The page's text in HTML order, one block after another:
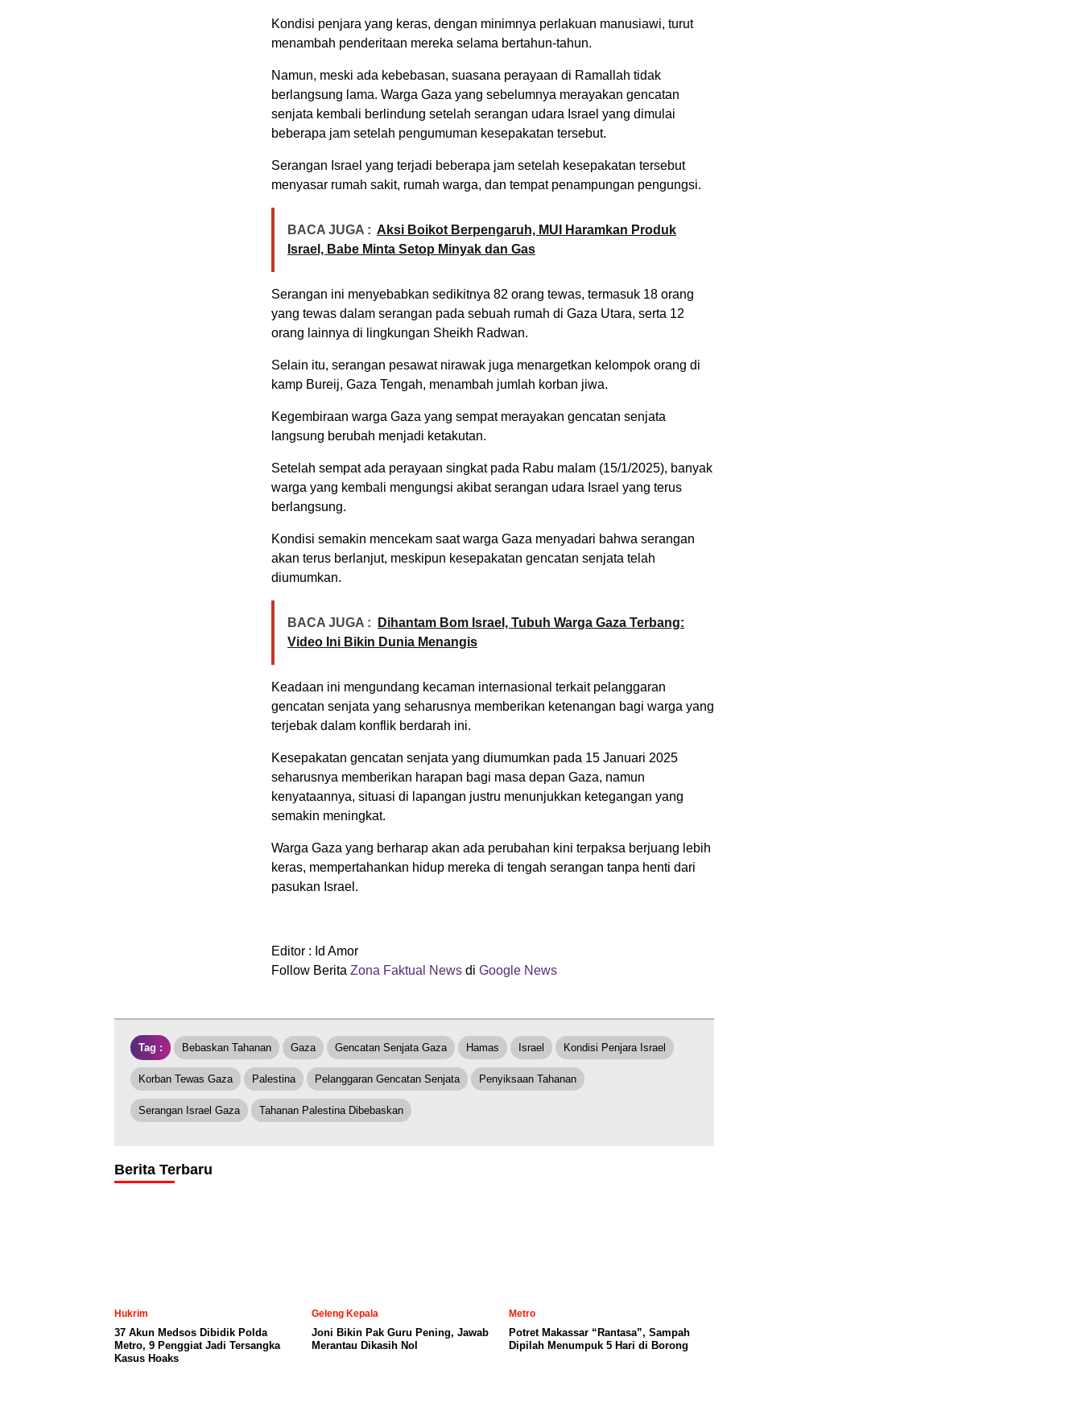
Kondisi penjara yang keras, dengan minimnya perlakuan manusiawi, turut
menambah penderitaan mereka selama bertahun-tahun.
Namun, meski ada kebebasan, suasana perayaan di Ramallah tidak
berlangsung lama. Warga Gaza yang sebelumnya merayakan gencatan
senjata kembali berlindung setelah serangan udara Israel yang dimulai
beberapa jam setelah pengumuman kesepakatan tersebut.
Serangan Israel yang terjadi beberapa jam setelah kesepakatan tersebut
menyasar rumah sakit, rumah warga, dan tempat penampungan pengungsi.
BACA JUGA : Aksi Boikot Berpengaruh, MUI Haramkan Produk
Israel, Babe Minta Setop Minyak dan Gas
Serangan ini menyebabkan sedikitnya 82 orang tewas, termasuk 18 orang
yang tewas dalam serangan pada sebuah rumah di Gaza Utara, serta 12
orang lainnya di lingkungan Sheikh Radwan.
Selain itu, serangan pesawat nirawak juga menargetkan kelompok orang di
kamp Bureij, Gaza Tengah, menambah jumlah korban jiwa.
Kegembiraan warga Gaza yang sempat merayakan gencatan senjata
langsung berubah menjadi ketakutan.
Setelah sempat ada perayaan singkat pada Rabu malam (15/1/2025), banyak
warga yang kembali mengungsi akibat serangan udara Israel yang terus
berlangsung.
Kondisi semakin mencekam saat warga Gaza menyadari bahwa serangan
akan terus berlanjut, meskipun kesepakatan gencatan senjata telah
diumumkan.
BACA JUGA :
Dihantam Bom Israel, Tubuh Warga Gaza Terbang:
Video Ini Bikin Dunia Menangis
Keadaan ini mengundang kecaman internasional terkait pelanggaran
gencatan senjata yang seharusnya memberikan ketenangan bagi warga yang
terjebak dalam konflik berdarah ini.
Kesepakatan gencatan senjata yang diumumkan pada 15 Januari 2025
seharusnya memberikan harapan bagi masa depan Gaza, namun
kenyataannya, situasi di lapangan justru menunjukkan ketegangan yang
semakin meningkat.
Warga Gaza yang berharap akan ada perubahan kini terpaksa berjuang lebih
keras, mempertahankan hidup mereka di tengah serangan tanpa henti dari
pasukan Israel.
Editor : Id Amor
Follow Berita Zona Faktual News di Google News
Tag : Bebaskan Tahanan Gaza Gencatan Senjata Gaza Hamas Israel Kondisi Penjara Israel
Korban Tewas Gaza Palestina Pelanggaran Gencatan Senjata Penyiksaan Tahanan
Serangan Israel Gaza Tahanan Palestina Dibebaskan
Berita Terbaru
Hukrim
37 Akun Medsos Dibidik Polda
Metro, 9 Penggiat Jadi Tersangka
Kasus Hoaks
Geleng Kepala
Joni Bikin Pak Guru Pening, Jawab
Merantau Dikasih Nol
Metro
Potret Makassar “Rantasa”, Sampah
Dipilah Menumpuk 5 Hari di Borong